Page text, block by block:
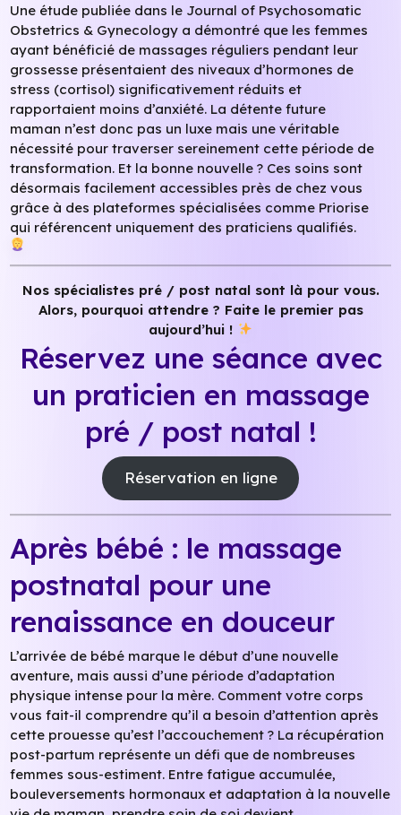
Une étude publiée dans le Journal of Psychosomatic
Obstetrics & Gynecology a démontré que les femmes
ayant bénéficié de massages réguliers pendant leur
grossesse présentaient des niveaux d’hormones de
stress (cortisol) significativement réduits et
rapportaient moins d’anxiété. La détente future
maman n’est donc pas un luxe mais une véritable
nécessité pour traverser sereinement cette période de
transformation. Et la bonne nouvelle ? Ces soins sont
désormais facilement accessibles près de chez vous
grâce à des plateformes spécialisées comme Priorise
qui référencent uniquement des praticiens qualifiés.
Nos spécialistes pré / post natal sont là pour vous.
Alors, pourquoi attendre ? Faite le premier pas
aujourd’hui !
Réservez une séance avec
un praticien en massage
pré / post natal !
Réservation en ligne
Après bébé : le massage
postnatal pour une
renaissance en douceur
L’arrivée de bébé marque le début d’une nouvelle
aventure, mais aussi d’une période d’adaptation
physique intense pour la mère. Comment votre corps
vous fait-il comprendre qu’il a besoin d’attention après
cette prouesse qu’est l’accouchement ? La récupération
post-partum représente un défi que de nombreuses
femmes sous-estiment. Entre fatigue accumulée,
bouleversements hormonaux et adaptation à la nouvelle